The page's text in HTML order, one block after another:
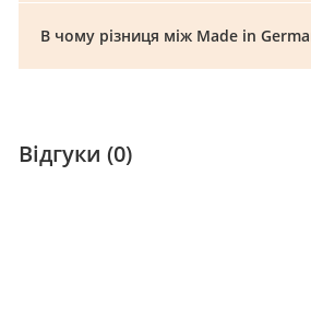
В чому різниця між Made in
Відгуки (0)